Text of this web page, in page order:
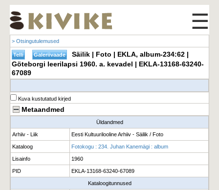
☰
> Otsingutulemused
Säilik | Foto | EKLA, album-234:62 |
Göteborgi leerilapsi 1960. a. kevadel | EKLA-13168-63240-
67089
Kuva kustutatud kirjed
Metaandmed
Üldandmed
Arhiiv - Liik Eesti Kultuurilooline Arhiiv - Säilik / Foto
Kataloog Fotokogu : 234. Juhan Kanemägi : album
Lisainfo 1960
PID EKLA-13168-63240-67089
Kataloogitunnused